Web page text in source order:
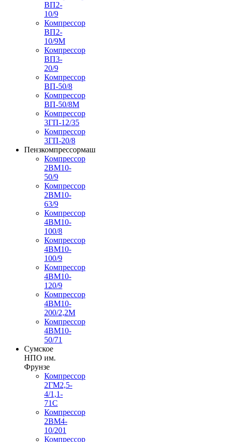
ВП2-
10/9
Компрессор
ВП2-
10/9М
Компрессор
ВП3-
20/9
Компрессор
ВП-50/8
Компрессор
ВП-50/8М
Компрессор
3ГП-12/35
Компрессор
3ГП-20/8
Пензкомпрессормаш
Компрессор
2ВМ10-
50/9
Компрессор
2ВМ10-
63/9
Компрессор
4ВМ10-
100/8
Компрессор
4ВМ10-
100/9
Компрессор
4ВМ10-
120/9
Компрессор
4ВМ10-
200/2,2М
Компрессор
4ВМ10-
50/71
Сумское
НПО им.
Фрунзе
Компрессор
2ГМ2,5-
4/1,1-
71С
Компрессор
2ВМ4-
10/201
Компрессор